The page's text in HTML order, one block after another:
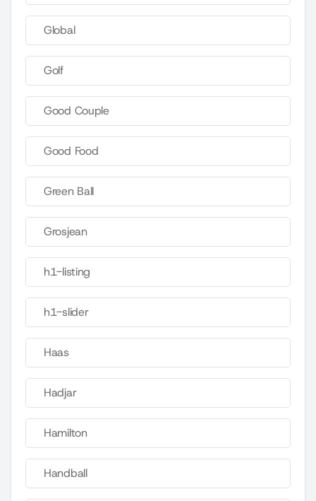
Global
Golf
Good Couple
Good Food
Green Ball
Grosjean
h1-listing
h1-slider
Haas
Hadjar
Hamilton
Handball